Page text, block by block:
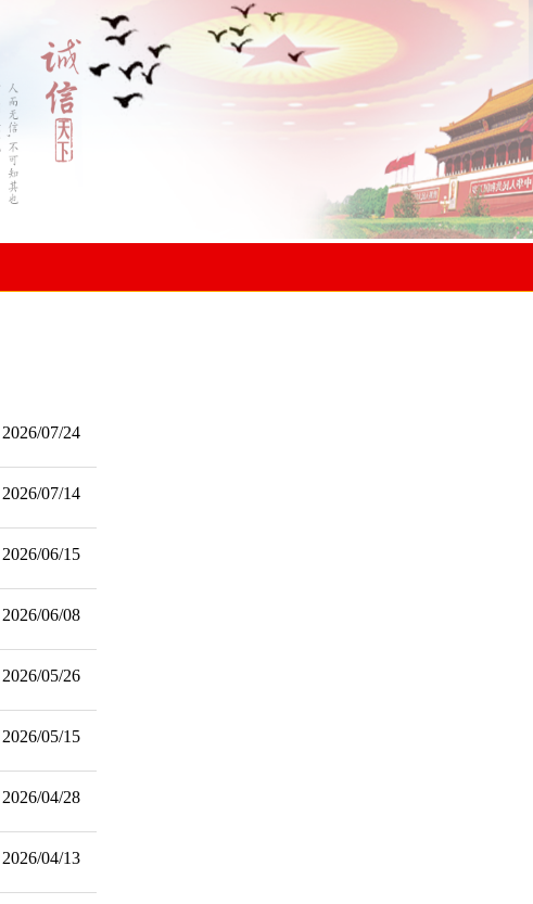
2026/07/24
2026/07/14
2026/06/15
2026/06/08
2026/05/26
2026/05/15
2026/04/28
2026/04/13